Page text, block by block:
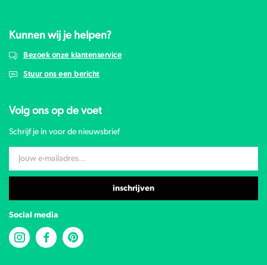
Kunnen wij je helpen?
Bezoek onze klantenservice
Stuur ons een bericht
Volg ons op de voet
Schrijf je in voor de nieuwsbrief
inschrijven
Social media